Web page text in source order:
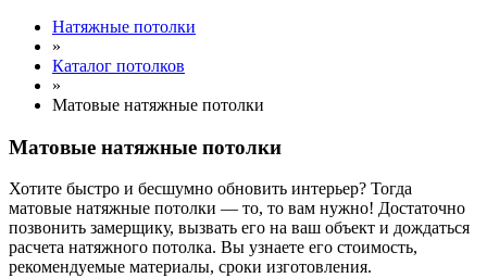
Натяжные потолки
»
Каталог потолков
»
Матовые натяжные потолки
Матовые натяжные потолки
Хотите быстро и бесшумно обновить интерьер? Тогда
матовые натяжные потолки — то, то вам нужно! Достаточно
позвонить замерщику, вызвать его на ваш объект и дождаться
расчета натяжного потолка. Вы узнаете его стоимость,
рекомендуемые материалы, сроки изготовления.